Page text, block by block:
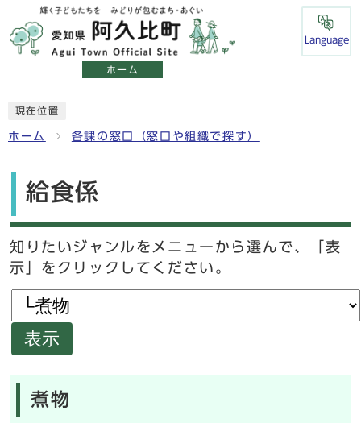
ホーム
Language
現在位置
ホーム 各課の窓口（窓口や組織で探す）
給食係
知りたいジャンルをメニューから選んで、「表
示」をクリックしてください。
表示
煮物